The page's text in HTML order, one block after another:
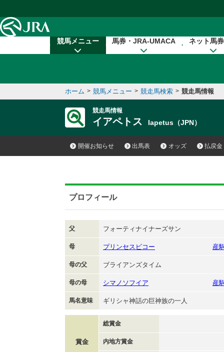
競馬メニュー 馬券・JRA-UMACA ネット馬
ホーム > 競馬メニュー > 競走馬検索 > 競走馬情報
競走馬情報
イアペトス Iapetus（JPN）
開催お知らせ 出馬表 オッズ 払戻金
プロフィール
父 フォーティナイナーズサン
母 プリンセスビコー 産
母の父 ブライアンズタイム
母の母 シマノソフイア 産
馬名意味 ギリシャ神話の巨神族の一人
賞金
総賞金
内地方賞金